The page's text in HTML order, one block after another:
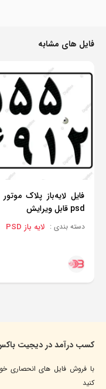
فایل های مشابه
فایل لایه‌باز پلاک
psd قابل ویرایش
دسته بندی : لایه باز PSD
کسب درآمد در دیجیت
با فروش فایل های انحصاری
کنید